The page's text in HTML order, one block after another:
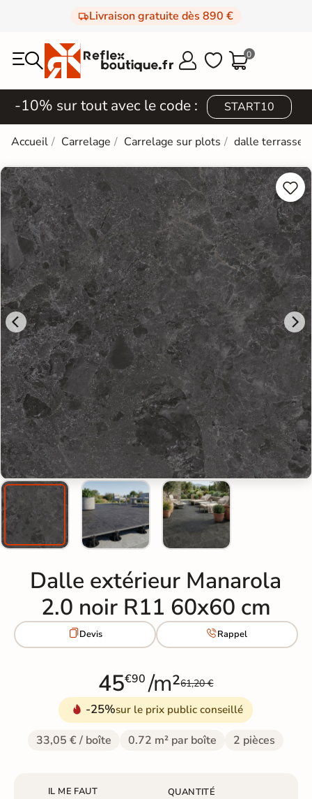
Livraison gratuite dès 890 €
  0
-10% sur tout avec le code : START10
Accueil Carrelage Carrelage sur plots dalle terrasse


Dalle extérieur Manarola
2.0 noir R11 60x60 cm
Devis Rappel
45€90 /m²61,20 €
-25%sur le prix public conseillé
33,05 € / boîte 0.72 m² par boîte 2 pièces
IL ME FAUT QUANTITÉ